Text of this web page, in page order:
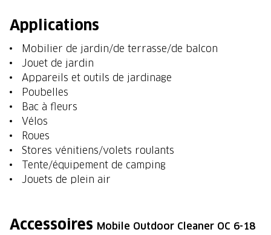
Applications
Mobilier de jardin/de terrasse/de balcon
Jouet de jardin
Appareils et outils de jardinage
Poubelles
Bac à fleurs
Vélos
Roues
Stores vénitiens/volets roulants
Tente/équipement de camping
Jouets de plein air
Accessoires Mobile Outdoor Cleaner OC 6-18